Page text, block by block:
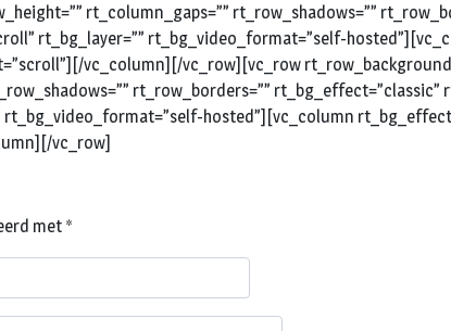
rt_column_gaps=”” rt_row_shadows=””
rt_bg_layer=”” rt_bg_video_format=”self-
vc_column][/vc_row][vc_row
rt_row_borders=”” rt_bg_effect=”classic”
hosted”][vc_column
vc_row]
met *